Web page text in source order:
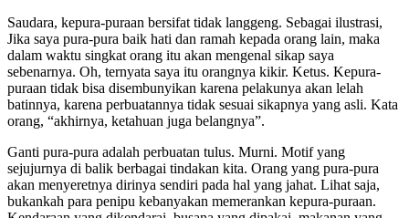
Saudara, kepura-puraan bersifat tidak langgeng. Sebagai ilustrasi,
Jika saya pura-pura baik hati dan ramah kepada orang lain, maka
dalam waktu singkat orang itu akan mengenal sikap saya
sebenarnya. Oh, ternyata saya itu orangnya kikir. Ketus. Kepura-
puraan tidak bisa disembunyikan karena pelakunya akan lelah
batinnya, karena perbuatannya tidak sesuai sikapnya yang asli. Kata
orang, “akhirnya, ketahuan juga belangnya”.
Ganti pura-pura adalah perbuatan tulus. Murni. Motif yang
sejujurnya di balik berbagai tindakan kita. Orang yang pura-pura
akan menyeretnya dirinya sendiri pada hal yang jahat. Lihat saja,
bukankah para penipu kebanyakan memerankan kepura-puraan.